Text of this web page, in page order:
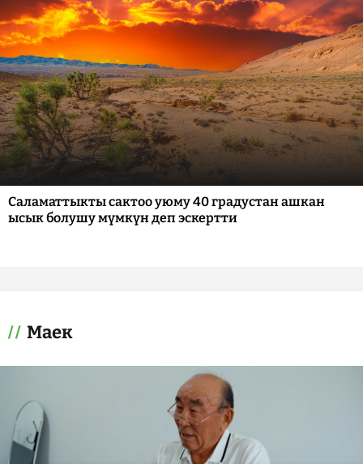
Саламаттыкты сактоо уюму 40 градустан ашкан
ысык болушу мүмкүн деп эскертти
Маек